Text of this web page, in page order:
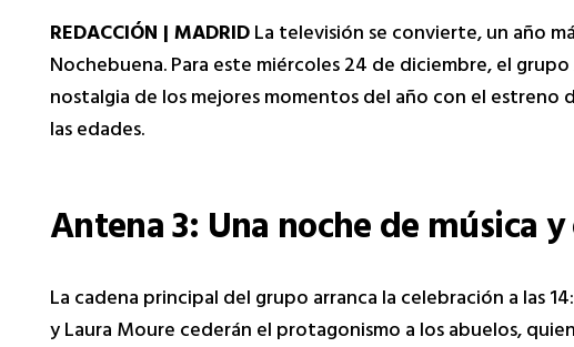
REDACCIÓN | MADRIDLa televisión se convierte, un año
Nochebuena. Para este miércoles 24 de diciembre, el
nostalgia de los mejores momentos del año con el
las edades.
Antena 3: Una noche de música
La cadena principal del grupo arranca la celebración a las
y Laura Moure cederán el protagonismo a los abuelos,